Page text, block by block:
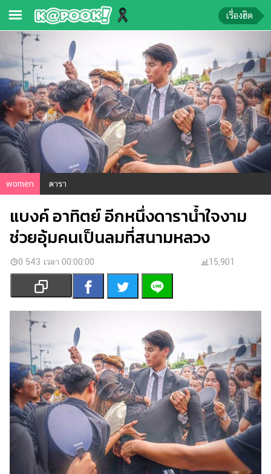
ข่าว-
ความ
รู้
ข่าว
ข่าว
บันเทิง
ตรวจ
หวย
ผล
บอล
สด
การ
เงิน
การ
ศึกษา
บันเทิง
รูปภาพ
ดู
หนัง
Music
Station
ละคร
เรื่องฮิต
women ดารา
แบงค์ อาทิตย์ อีกหนึ่งดาราน้ำใจงาม
ช่วยอุ้มคนเป็นลมที่สนามหลวง
0 543 เวลา 00:00:00 15,901